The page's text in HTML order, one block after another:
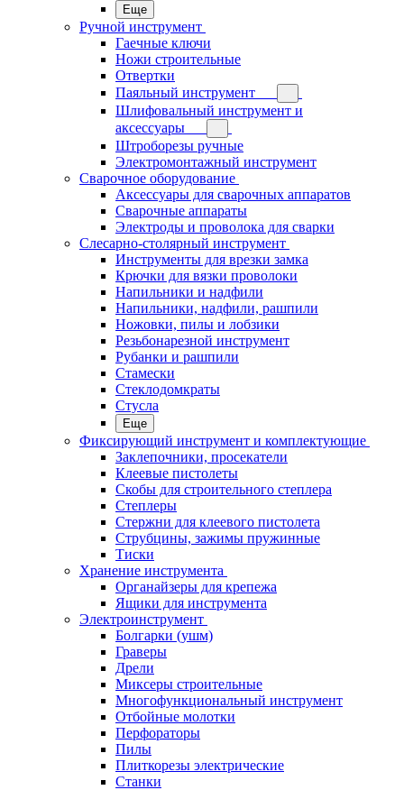
Еще
Ручной инструмент
Гаечные ключи
Ножи строительные
Отвертки
Паяльный инструмент
Шлифовальный инструмент и
аксессуары
Штроборезы ручные
Электромонтажный инструмент
Сварочное оборудование
Аксессуары для сварочных аппаратов
Сварочные аппараты
Электроды и проволока для сварки
Слесарно-столярный инструмент
Инструменты для врезки замка
Крючки для вязки проволоки
Напильники и надфили
Напильники, надфили, рашпили
Ножовки, пилы и лобзики
Резьбонарезной инструмент
Рубанки и рашпили
Стамески
Стеклодомкраты
Стусла
Еще
Фиксирующий инструмент и комплектующие
Заклепочники, просекатели
Клеевые пистолеты
Скобы для строительного степлера
Степлеры
Стержни для клеевого пистолета
Струбцины, зажимы пружинные
Тиски
Хранение инструмента
Органайзеры для крепежа
Ящики для инструмента
Электроинструмент
Болгарки (ушм)
Граверы
Дрели
Миксеры строительные
Многофункциональный инструмент
Отбойные молотки
Перфораторы
Пилы
Плиткорезы электрические
Станки